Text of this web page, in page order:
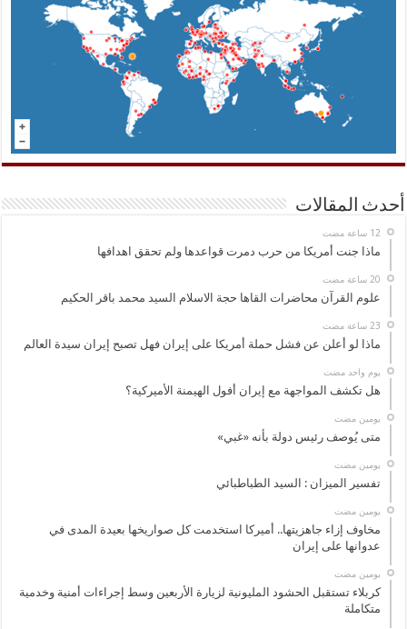
أحدث المقالات
ماذا جنت أمريكا من حرب دمرت قواعدها ولم تحقق اهدافها
علوم القرآن محاضرات القاها حجة الاسلام السيد محمد باقر الحكيم
ماذا لو أعلن عن فشل حملة أمريكا على إيران فهل تصبح إيران سيدة العالم
‏يوم واحد مضت
هل تكشف المواجهة مع إيران أفول الهيمنة الأميركية؟
‏يومين مضت
متى يُوصف رئيس دولة بأنه «غبي»
‏يومين مضت
تفسير الميزان : السيد الطباطبائي
‏يومين مضت
مخاوف إزاء جاهزيتها.. أميركا استخدمت كل صواريخها بعيدة المدى في
عدوانها على إيران
‏يومين مضت
كربلاء تستقبل الحشود المليونية لزيارة الأربعين وسط إجراءات أمنية وخدمية
متكاملة